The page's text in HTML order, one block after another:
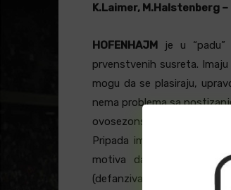
K.Laimer, M.Halstenberg –
HOFENHAJMje u “padu”
prvenstvenih susreta.
mogu da se plasiraju,
nema problema sa
ovosezonskih gostovanja
Pripada im uloga
motiva da stignu do
(defanzivac),